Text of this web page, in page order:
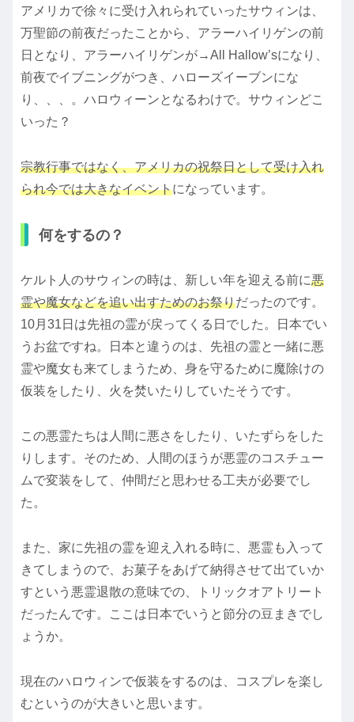
アメリカで徐々に受け入れられていったサウィンは、
万聖節の前夜だったことから、アラーハイリゲンの前
日となり、アラーハイリゲンが→All Hallow’sになり、
前夜でイブニングがつき、ハローズイーブンにな
り、、、。ハロウィーンとなるわけで。サウィンどこ
いった？
宗教行事ではなく、アメリカの祝祭日として受け入れ
られ今では大きなイベントになっています。
何をするの？
ケルト人のサウィンの時は、新しい年を迎える前に悪
霊や魔女などを追い出すためのお祭りだったのです。
10月31日は先祖の霊が戻ってくる日でした。日本でい
うお盆ですね。日本と違うのは、先祖の霊と一緒に悪
霊や魔女も来てしまうため、身を守るために魔除けの
仮装をしたり、火を焚いたりしていたそうです。
この悪霊たちは人間に悪さをしたり、いたずらをした
りします。そのため、人間のほうが悪霊のコスチュー
ムで変装をして、仲間だと思わせる工夫が必要でし
た。
また、家に先祖の霊を迎え入れる時に、悪霊も入って
きてしまうので、お菓子をあげて納得させて出ていか
すという悪霊退散の意味での、トリックオアトリート
だったんです。ここは日本でいうと節分の豆まきでし
ょうか。
現在のハロウィンで仮装をするのは、コスプレを楽し
むというのが大きいと思います。